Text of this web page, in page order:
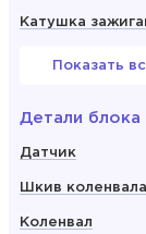
Катушка
Показать
Детали
Датчик
Шкив коленвала
Коленвал